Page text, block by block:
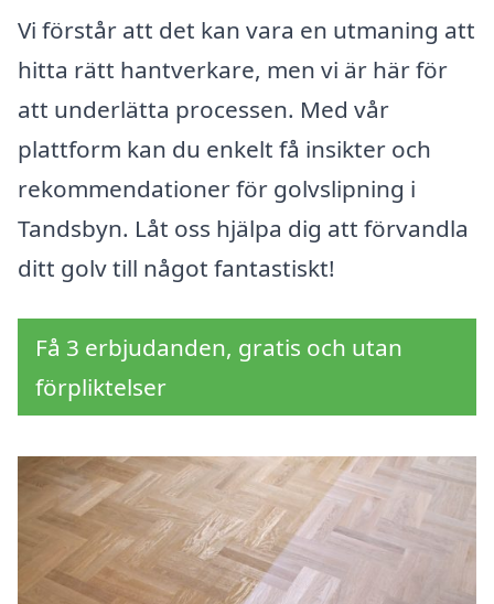
Vi förstår att det kan vara en utmaning att
hitta rätt hantverkare, men vi är här för
att underlätta processen. Med vår
plattform kan du enkelt få insikter och
rekommendationer för golvslipning i
Tandsbyn. Låt oss hjälpa dig att förvandla
ditt golv till något fantastiskt!
Få 3 erbjudanden, gratis och utan
förpliktelser